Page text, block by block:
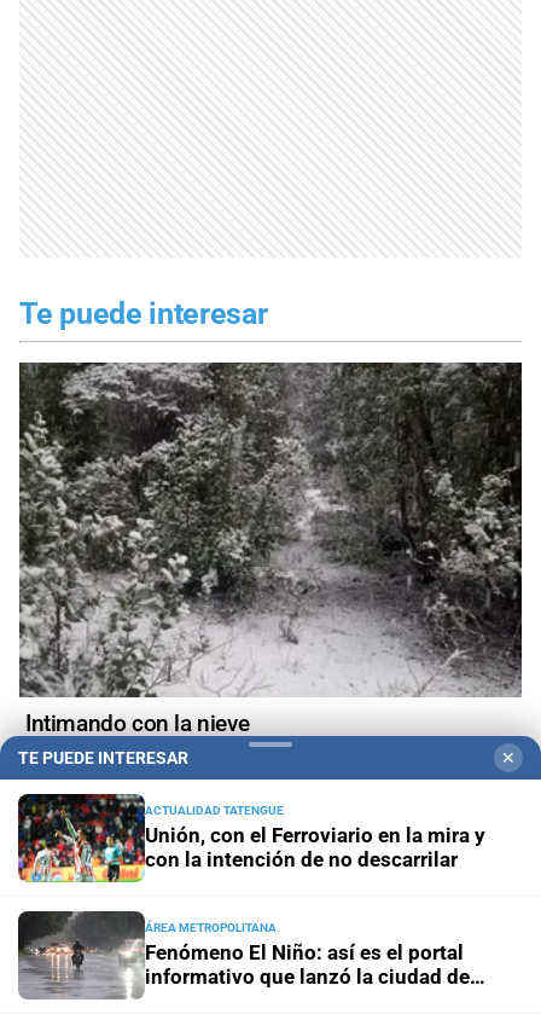
Te puede interesar
Intimando con la nieve
TE PUEDE INTERESAR ✕
ACTUALIDAD TATENGUE
Unión, con el Ferroviario en la mira y
con la intención de no descarrilar
ÁREA METROPOLITANA
Fenómeno El Niño: así es el portal
informativo que lanzó la ciudad de